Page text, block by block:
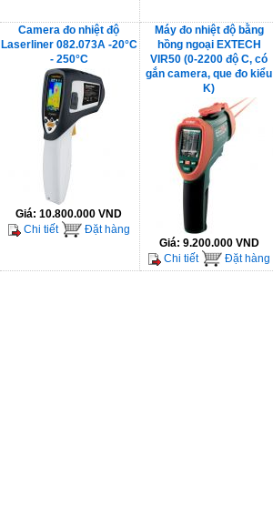
Camera đo nhiệt độ
Laserliner 082.073A -20°C
- 250°C
Giá:10.800.000 VND
Chi tiết
Đặt hàng
Máy đo nhiệt độ bằng
hồng ngoại EXTECH
VIR50 (0-2200 độ C, có
gắn camera, que đo kiểu
K)
Giá: 9.200.000 VND
Chi tiết
Đặt hàng